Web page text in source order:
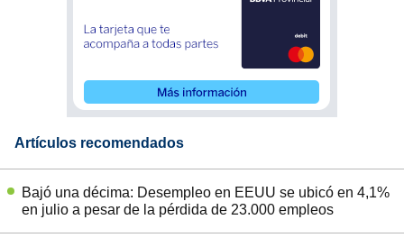
Artículos recomendados
Bajó una décima: Desempleo en EEUU se ubicó en 4,1%
en julio a pesar de la pérdida de 23.000 empleos